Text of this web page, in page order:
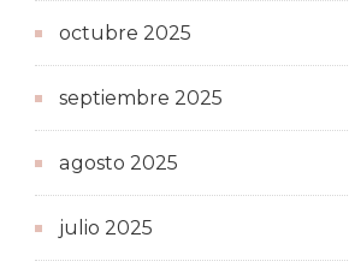
octubre 2025
septiembre 2025
agosto 2025
julio 2025